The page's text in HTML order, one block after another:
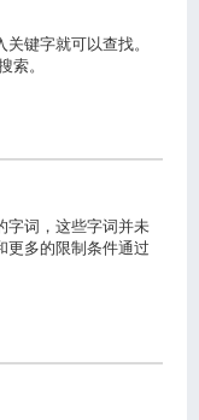
键字就可以查找。
索。
字词，这些字词并未
更多的限制条件通过